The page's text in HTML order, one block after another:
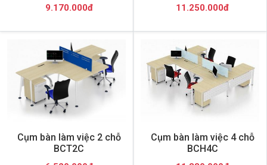
9.170.000đ 11.250.000đ
Cụm bàn làm việc 2 chỗ
BCT2C
Cụm bàn làm việc 4 chỗ
BCH4C